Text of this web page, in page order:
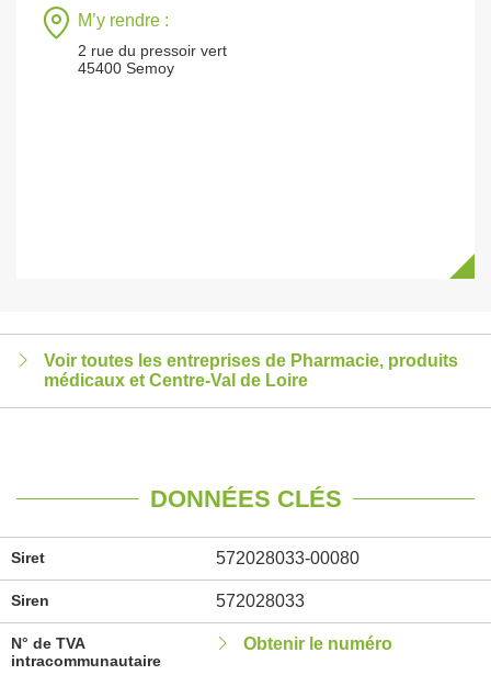
M’y rendre :
2 rue du pressoir vert
45400 Semoy
Voir toutes les entreprises de Pharmacie, produits
médicaux et Centre-Val de Loire
DONNÉES CLÉS
Siret 572028033-00080
Siren 572028033
N° de TVA
intracommunautaire
Obtenir le numéro